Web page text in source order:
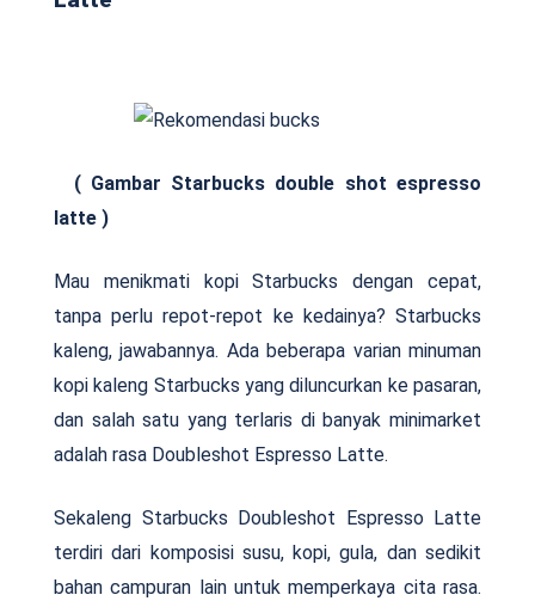
( Gambar Starbucks double shot espresso
latte )
Mau menikmati kopi Starbucks dengan cepat,
tanpa perlu repot-repot ke kedainya? Starbucks
kaleng, jawabannya. Ada beberapa varian minuman
kopi kaleng Starbucks yang diluncurkan ke pasaran,
dan salah satu yang terlaris di banyak minimarket
adalah rasa Doubleshot Espresso Latte.
Sekaleng Starbucks Doubleshot Espresso Latte
terdiri dari komposisi susu, kopi, gula, dan sedikit
bahan campuran lain untuk memperkaya cita rasa.